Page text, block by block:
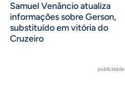
Samuel Venâncio atualiza
informações sobre Gerson,
substituído em vitória do
Cruzeiro
publicidade